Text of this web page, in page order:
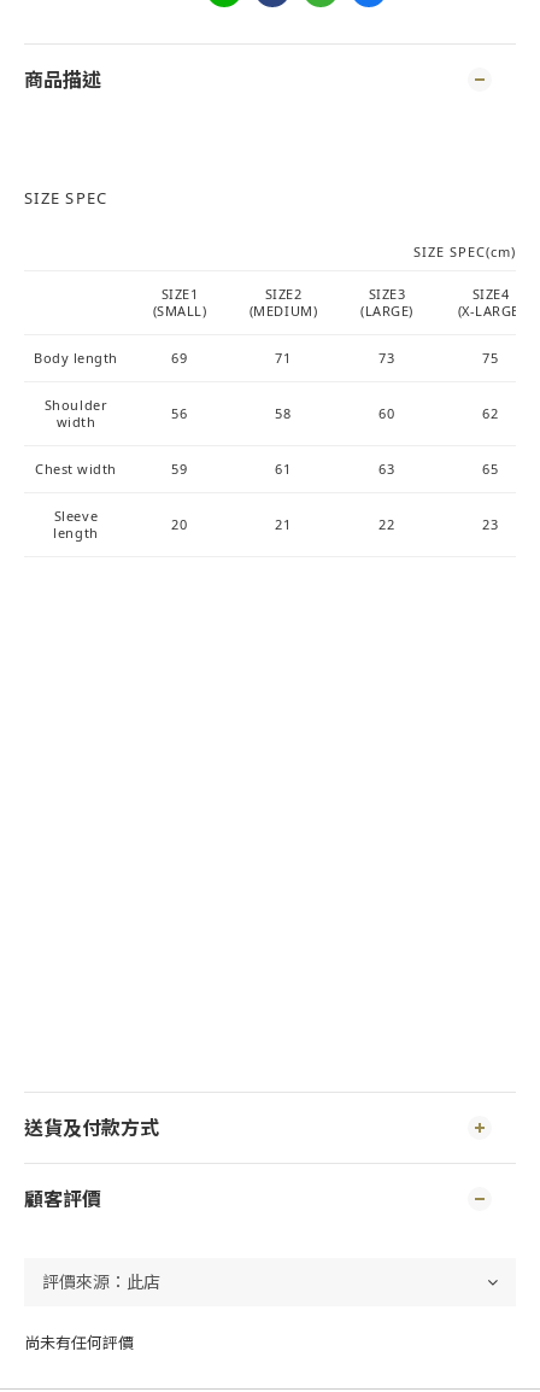
商品描述
SIZE SPEC
SIZE SPEC(cm)
SIZE1
(SMALL)
SIZE2
(MEDIUM)
SIZE3
(LARGE)
SIZE4
(X-LARGE)
Body length 69 71 73 75
Shoulder
width
56 58 60 62
Chest width 59 61 63 65
Sleeve
length
20 21 22 23
送貨及付款方式
顧客評價
尚未有任何評價